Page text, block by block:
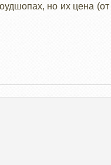
но их цена